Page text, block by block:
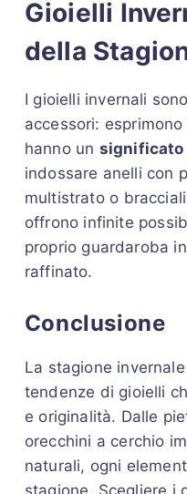
Gioielli
della
I gioielli invernali
accessori: esprimono
hanno un significato
indossare anelli con
multistrato o
offrono infinite
proprio guardaroba
raffinato.
Conclusione
La stagione
tendenze di gioielli
e originalità. Dalle
orecchini a cerchio
naturali, ogni